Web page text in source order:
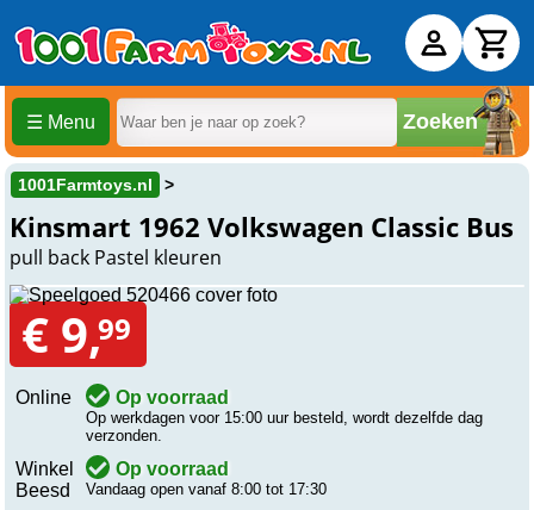
☰ Menu Zoeken
1001Farmtoys.nl
Kinsmart 1962 Volkswagen Classic Bus
pull back Pastel kleuren
€ 9,99
Online Op voorraad
Op werkdagen voor 15:00 uur besteld, wordt dezelfde dag
verzonden.
Winkel
Beesd
Op voorraad
Vandaag open vanaf 8:00 tot 17:30